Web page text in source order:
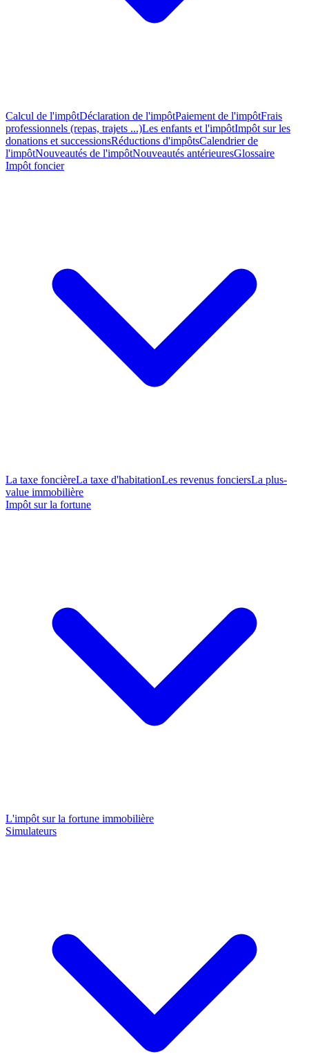
Calcul de l'impôtDéclaration de l'impôtPaiement de l'impôtFrais
professionnels (repas, trajets ...)Les enfants et l'impôtImpôt sur les
donations et successionsRéductions d'impôtsCalendrier de
l'impôtNouveautés de l'impôtNouveautés antérieuresGlossaire
Impôt foncier
La taxe foncièreLa taxe d'habitationLes revenus fonciersLa plus-
value immobilière
Impôt sur la fortune
L'impôt sur la fortune immobilière
Simulateurs